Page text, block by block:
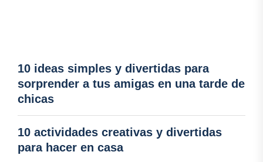
10 ideas simples y divertidas para
sorprender a tus amigas en una tarde de
chicas
10 actividades creativas y divertidas
para hacer en casa